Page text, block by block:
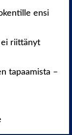
ensi
ei riittänyt
tapaamista –